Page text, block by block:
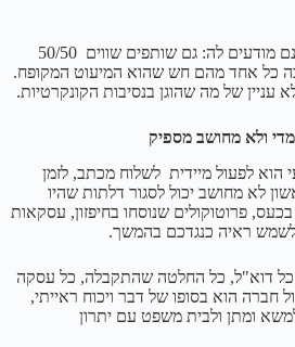
כל אחד מהם חש שהוא המיעוט המקופח.
עניין של מה שהוגן בנסיבות הקונקרטיות.
ולא מחושב מספיק
לפעול מיידית לשלוח מכתב, לזמן
לא מחושב יכול לסגור דלתות שהיו
פרוטוקולים שנוסחו בחיפזון, עסקאות
ראיה כנגדכם בהמשך.
כל דוא"ל, כל החלטה שהתקבלה, כל עסקה
חברה הוא בסופו של דבר ויכוח ראייתי,
ומתן ולבית משפט עם יתרון